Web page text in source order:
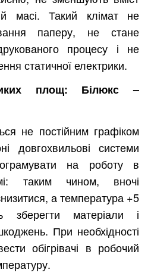
масі. Такий клімат не
паперу, не стане
процесу і не
статичної електрики.
площ: Білюкс –
не постійним графіком
довгохвильові системи
на роботу в
таким чином, вночі
а температура +5
зберегти матеріали і
При необхідності
обігрівачі в робочий